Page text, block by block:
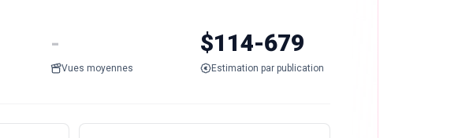
-
Vues moyennes
$114-679
Estimation par publication